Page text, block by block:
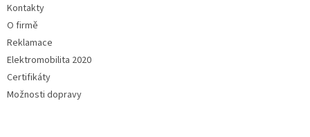
Kontakty
O firmě
Reklamace
Elektromobilita 2020
Certifikáty
Možnosti dopravy